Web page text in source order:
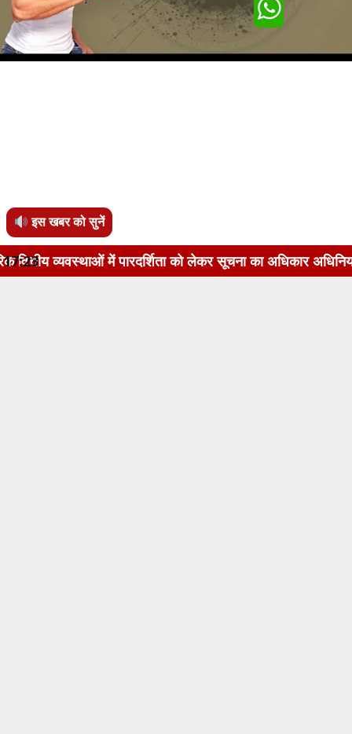
इस खबर को सुनें
को लेकर सूचना का अधिकार अधिनियम, 2005 के अंतर्गत
17:23